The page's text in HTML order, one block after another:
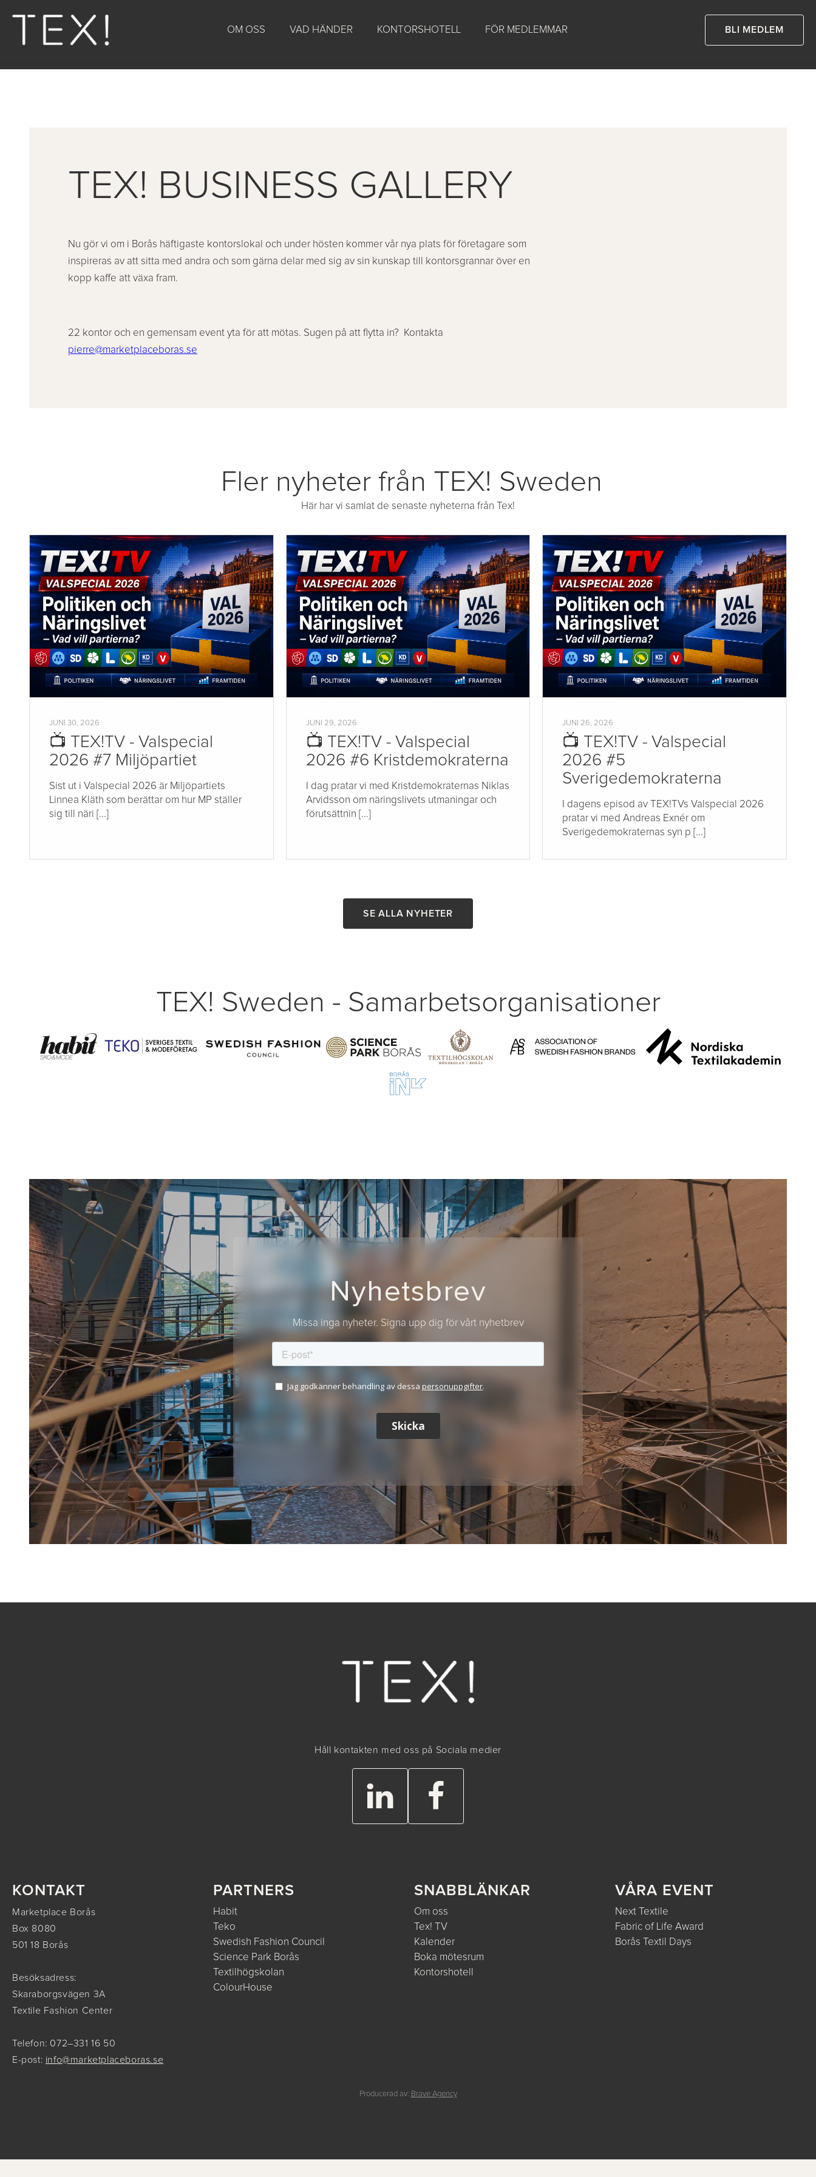
OM OSS VAD HÄNDER KONTORSHOTELL FÖR MEDLEMMAR BLI MEDLEM
TEX! BUSINESS GALLERY
Nu gör vi om i Borås häftigaste kontorslokal och under hösten kommer vår nya plats för företagare som
inspireras av att sitta med andra och som gärna delar med sig av sin kunskap till kontorsgrannar över en
kopp kaffe att växa fram.
22 kontor och en gemensam event yta för att mötas. Sugen på att flytta in? Kontakta
pierre@marketplaceboras.se
Fler nyheter från TEX! Sweden
Här har vi samlat de senaste nyheterna från Tex!
JUNI 30, 2026
📺 TEX!TV - Valspecial
2026 #7 Miljöpartiet
Sist ut i Valspecial 2026 är Miljöpartiets
Linnea Kläth som berättar om hur MP ställer
sig till näri [...]
JUNI 29, 2026
📺 TEX!TV - Valspecial
2026 #6 Kristdemokraterna
I dag pratar vi med Kristdemokraternas Niklas
Arvidsson om näringslivets utmaningar och
förutsättnin [...]
JUNI 26, 2026
📺 TEX!TV - Valspecial
2026 #5
Sverigedemokraterna
I dagens episod av TEX!TVs Valspecial 2026
pratar vi med Andreas Exnér om
Sverigedemokraternas syn p [...]
SE ALLA NYHETER
TEX! Sweden - Samarbetsorganisationer
Nyhetsbrev
Missa inga nyheter. Signa upp dig för vårt nyhetbrev
Håll kontakten med oss på Sociala medier
KONTAKT
Marketplace Borås
Box 8080
501 18 Borås
Besöksadress:
Skaraborgsvägen 3A
Textile Fashion Center
Telefon: 072–331 16 50
E-post: info@marketplaceboras.se
PARTNERS
Habit
Teko
Swedish Fashion Council
Science Park Borås
Textilhögskolan
ColourHouse
SNABBLÄNKAR
Om oss
Tex! TV
Kalender
Boka mötesrum
Kontorshotell
VÅRA EVENT
Next Textile
Fabric of Life Award
Borås Textil Days
Producerad av: Brave Agency